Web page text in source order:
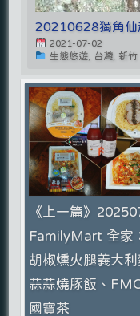
20210628獨角仙
2021-07-02
生態悠遊, 台灣, 新竹
《上一篇》
FamilyMart 全家
胡椒燻火腿義大利
蒜蒜燒豚飯、
國寶茶